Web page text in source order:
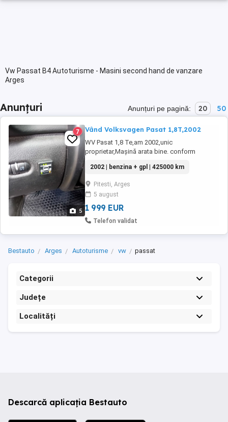
Vw Passat B4 Autoturisme - Masini second hand de vanzare
Arges
Anunțuri Anunțuri pe pagină: 20 50
5
7 Vând Volksvagen Pasat 1,8T,2002
WV Pasat 1,8 Te,am 2002,unic
proprietar,Mașină arata bine. conform
valabil,dotare cu gaz și benzina,consum gaz
7 100,an 2002
2002 | benzina + gpl | 425000 km
Pitesti, Arges
5 august
1 999 EUR
Telefon validat
Bestauto Arges Autoturisme vw passat
Categorii
Județe
Localități
Descarcă aplicația Bestauto